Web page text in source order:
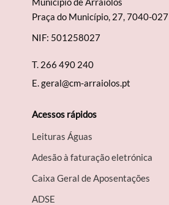
Praça do Município, 27, 7040-027
NIF: 501258027
T. 266 490 240
E.geral@cm-arraiolos.pt
Acessos rápidos
Leituras Águas
Adesão à faturação eletrónica
Caixa Geral de Aposentações
A​DSE